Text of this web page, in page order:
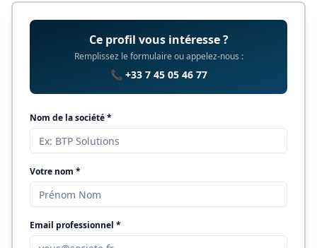
Ce profil vous intéresse ?
Remplissez le formulaire ou appelez-nous :
📞 +33 7 45 05 46 77
Nom de la société *
Votre nom *
Email professionnel *